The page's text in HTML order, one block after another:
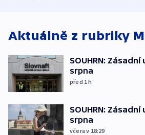
Aktuálně z rubriky
SOUHRN:
srpna
před 1h
SOUHRN:
srpna
včera v 18:29